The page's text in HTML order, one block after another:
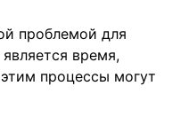
проблемой для
время,
процессы могут